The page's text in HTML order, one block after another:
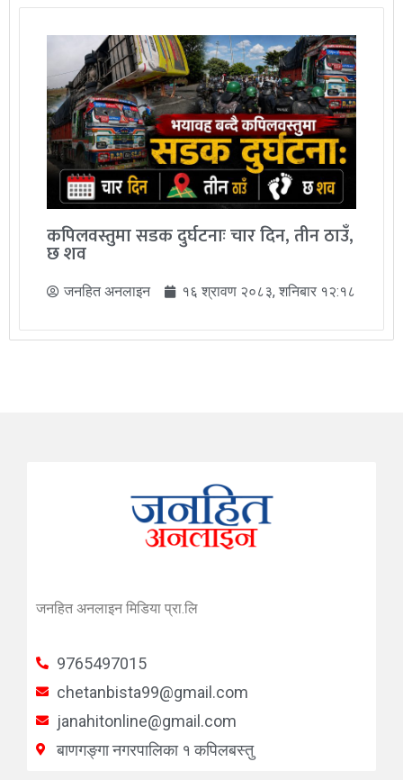
कपिलवस्तुमा सडक दुर्घटनाः चार दिन, तीन ठाउँ,
छ शव
जनहित अनलाइन १६ श्रावण २०८३, शनिबार १२:१८
जनहित अनलाइन मिडिया प्रा.लि
9765497015
chetanbista99@gmail.com
janahitonline@gmail.com
बाणगङ्गा नगरपालिका १ कपिलबस्तु